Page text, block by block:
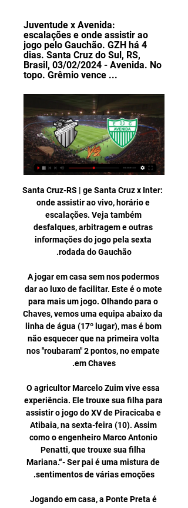
Juventude x Avenida:
escalações e onde assistir ao
jogo pelo Gauchão. GZH há 4
dias. Santa Cruz do Sul, RS,
Brasil, 03/02/2024 - Avenida. No
topo. Grêmio vence ...
Santa Cruz-RS | ge Santa Cruz x Inter: onde assistir ao vivo, horário e escalações. Veja também desfalques, arbitragem e outras informações do jogo pela sexta rodada do Gauchão.

A jogar em casa sem nos podermos dar ao luxo de facilitar. Este é o mote para mais um jogo. Olhando para o Chaves, vemos uma equipa abaixo da linha de água (17º lugar), mas é bom não esquecer que na primeira volta nos "roubaram" 2 pontos, no empate em Chaves.

O agricultor Marcelo Zuim vive essa experiência. Ele trouxe sua filha para assistir o jogo do XV de Piracicaba e Atibaia, na sexta-feira (10). Assim como o engenheiro Marco Antonio Penatti, que trouxe sua filha Mariana.“- Ser pai é uma mistura de sentimentos de várias emoções.

Jogando em casa, a Ponte Preta é favorita, e se vencer garantirá 90% de lucro para o apostador. No entanto, o Bragantino vive um momento mais favorável, e como oferece R$ 4,10/R$ 1,00 pela vitória, pode ser uma opção de investimento mais interessante. O empate pagará R$ 3,30 por cada real apostado. Outras opções de apostas

Com 35 troféus o Benfica iguala os 35 troféus nacionais do SC Espinho (18 + 12 + 5) embora os do SC Espinho sejam "mais valiosos": Um título no campeonato nacional é mais importante que na Taça de Portugal e esta competição nem tem comparação com a Supertaça que nem é um título, nem uma competição. É um troféu conquistado num jogo.

Comparação de odds Ovarense Basquetebol UD Oliveirense de 06/10/2019, entre as melhores casas de apostas para apostar, e venha assistir Basquetebol ao vivo com nosso serviço livescore

Sem espaço em 2018, Ronaldo vive redenção e vira opção de confiança no Flamengo em 2019. Cria da base,. Flamengo e Santos são dois gigantes do futebol brasileiro. Me sinto muito bem aqui e mantenho minhas convicções sobre meu trabalho e …

Viver em Portugal - Não Europeus O seu sonho de viver em Portugal já pode ser uma realidade e a Maïvas Imobiliária dispõe dos melhores profissionais para o apoiar em todo o processo.

Assista ao lado a chamada do jogo entre Ponte Preta e Santos. Os times se enfrentam no estádio Moisés Lucarelli, em Campinas, a partir das 21h45. Depois do empate em 1 a 1 com o São Bernardo, na Vila Belmiro, o Santos busca melhorar o seu desempenho. E a Ponte Preta também, já que o seu jogo na estreia do Paulistão resultou em 3 a 1 para.

Benfica FC Porto Sporting Aves Belenenses SAD Boavista Famalicão Marítimo Gil Vicente Moreirense P. Ferreira Portimonense Rio Ave Santa Clara Sp. Braga Tondela V. Guimarães V. Setúbal. Futebol feminino Futebol de praia Futebol ao Vivo Liga Revelação Coluna Distrital Soccerex.. Transmissão do Oliveirense-Lusitânia... A carregar o.

Termina a partida! O GD Chaves vence o Marítimo M. por quatro bolas a uma. Os madeirenses marcaram primeiro, por Bebeto, aos 26m. Pedro Tiba e Bressan, este de grande penalidade, consumaram a reviravolta com golos aos 37m e 54m da primeira parte.

Ficar conectado em viagens a lazer ou a negócios é indispensável. Por isso, clientes Elo Nanquim Diners Club contam com um benefício simples e prático, sem custos adicionais, para usar em suas viagens internacionais e não se preocupar com acesso à internet. 4 GB internet + 100 min em ligações

Para quem comprar pelo site a entrega é feita em todo o Brasil. O prazo de entrega, feita através de Sedex, depende da região.. Curitiba-Paraná.. em rendas e pedrarias. Segundo a profissional, os shapes serão mais alongados e amplos, com mangas bufantes e as regatas terão alças mais fininhas.

Clube prepara-se para apresentar aos açorianos que residem nos Estados Unidos da América e no Canadá um pacote promocional para os jogos com FC Porto, Benfica e Sporting que poderá incluir "viagem, estadia, bilhete de jogo e a possibilidade de estar com a equipa e um jantar temático Santa Clara".

O referido espaço, cujo funcionamento será assegurado por artesãos e produtores a trabalhar ao vivo, proporcionará a realização de oficinas e encontros tendo em vista a transmissão de saberes, experiências e promoção de valores culturais do território.

Vê os perfis de pessoas com o nome Flá Santos. Adere ao Facebook para te ligares a Flá Santos e a outras pessoas que talvez conheças. O Facebook dá às...

Onde assistir Avenida x Santa Cruz-RS Ao Vivo 15 de mai. de 2022 — Onde assistir Avenida x Santa Cruz-RS Ao Vivo - Divisão de Acesso domingo (15), de maio, às 15h | [15/05/2022] Veja todas as informações.

Pela primeira vez na história do Brasil, a Justiça de São Paulo vai transmitir um júri popular em tempo real. Nesta segunda-feira (11/3) todos poderão acompanhar pela TV, rádio e internet o julgamento de Mizael Bispo de Souza, acusado de matar, em …

O Santos Fc, visto eternamente como o time do Pelé, está com mais uma geração talentosa de garotos, em uma final do torneio mais importante da América do Sul: a Copa Libertadores da América. Embora o Peixe já tenha conquistado por duas vezes, este torneio, …

Veja outras ofertas Bonsucesso em Rio de Janeiro Parmê Barra da Tijuca, Recreio dos Bandeirantes. Rodízio de Pizza com Buffet no Almoço ou Jantar. a partir de. R$ 27,90. 65%. Live Nation Vivo Rio.. Ao se cadastrar você concorda com os Termos de uso e a Política de Privacidade .

Assistir Caxias x Santa Cruz-RS ao vivo HD 11/02/2024 há 3 dias — Venha se divertir assistindo o melhor do futebol entre Caxias x Santa Cruz-RS ao vivo pelo Campeonato Gaúcho com exclusividade do canal ...

Seja bem vindo ao Barra Barra Day !!! Venha relaxar na mais nova casa de massagem da barra da Tijuca. Aqui Só tem as melhores terapeutas. – Massoterapeuta em diversas técnicas: – Relaxante – Tântrica – Reflexologia – Nuru. Atendimento somente com hora marcada. Atendimento: De Seg à Sex l 11h às 19h

Além disso, foram definidos o regulamento e as datas base, que definiu a primeira rodada a partir do dia 11 de agosto. O Lajeadense está no Grupo C, com Avenida, Brasil-Far, Grêmio e São José. Além dessa novidade, a equipe também anunciou o novo treinador para o segundo semestre.

Gringo, astro de cinema e muitas histórias... A Quarta Divisão do Carioca, enfim, vai recomeçar! Após dois adiamentos, competição tem sua primeira fase prevista para começar neste domingo, trazendo peculiaridade no regulamento e 15 clubes na briga pelo acesso

Escalação - Flamengo x Vitória Flamengo Clube de Regatas Notícias e Videos de Jogos de Futebol Resultados Campeonato Brasileiro Noticias Times ao Vivo Online Grátis Tudo Sobre os Clubes do Brasil.

Acesso feito via estrada alcatroada, zona muito calma e com vizinhos próximos. Ideal para quem quer fugir da vida agitada e ter um retiro calmo. Há água da rede (para ser conectado à propriedade), não há rede de esgoto, então será necessário fazer uma fossa séptica.

Vê os perfis de pessoas com o nome Thamiris da Silva. Adere ao Facebook para te ligares a Thamiris da Silva e a outras pessoas que talvez conheças. O...

Trata-se de Apelações Cíveis interpostas por ESPÓLIO DE SYNEZIO FRANCISCO RIBEIRO (representado pela inventariante JOSEFA BARBALHO RIBEIRO) e por ESTADO DO RIO DE JANEIRO em Ação de Inventário de bens, do Sr. SYNEZIO FRANCISCO RIBEIRO, com vistas a reformar a sentença de fl. 59/60.

Aqui tem uma lista de Grupos Folclóricos e Etnográficos, Ranchos Algarve – Grupos Folclóricos Algarvios, Folclore do Algarve, folclóricos, ranchos Algarvios, Danças e Cantares dos sul do pais, Portugal, tradições da região algarvia, musicas populares e tradicionais – Regionais

João Carlos Marinho João Carlos Marinho nasceu no Rio de Janeiro em 25 de setembro de 1935, mudando-se logo para Santos, onde cursou o primário no Ateneu Progresso Brasileiro. Fez o ginasial em São Paulo no Colégio Mackenzie, mudando-se depois para Lausanne, na Suíça, onde cursou o colegial e obteve o diploma da Maturité Fédérale Suiça.

Após a eliminação na Copa do Brasil, o Vila Nova voltará ao Estádio Serra Dourada sexta-feira, 10, quando receberá a Ponte Preta (SP), a partir das 21:30 horas, em duelo valendo pela terceira rodada da Série B do Campeonato Brasileiro 2019.

Santa Cruz-RS x Avenida – Campeonato Gaúcho – 14/2/2024 há 2 horas — Ver resumo Santa Cruz-RS e Avenida medem forças pela 8ª rodada do Campeonato Gaúcho. O Santa Cruz amarga a lanterna e não tem mais margem ...

Cesar Grafietti Streaming será desafio para clubes de futebol. Sem profecia, sem catástrofe; quem monitora e se prepara tem mais chance de se adaptar às mudanças.. Do Zero ao Topo Como o fundador da Neodent se tornou o único dentista bilionário do Brasil.

O último swell antes de rolar a tradicional Padang Padang Cup contou com altas ondas em Bali, Indonésia. Os brasileiros Ernesto Nunes, Lucas de Nardi e Andrew Serrano botaram pra baixo nas bombas ao lado dos locais Betet Merta e Adi Putra.

Qual canal vai passar o próximo jogo do Internacional? há 6 dias — Internacional · Assistir Campeonato Gaúcho · assistir Campeonato Gaúcho · assistir Campeonato Gaúcho · assistir jogo Santa Cruz-RS ao vivo grátis ...

Ypiranga x Grêmio: guia essencial para assistir à partida há 5 horas — Por que Diego Costa topou o desafio de jogar no Grêmio? O Canarinho quer se recuperar na competição, visto que perdeu para o Avenida na última ...

O Belenenses já tinha assegurado o segundo lugar e a promoção (quinze dias antes), enquanto o Moreirense tinha assegurado a permanência na Liga de Honra (na mesma altura). Ainda assim os azuis brindaram o seu público com uma alegre vitória por 4-0 (o resultado da 1ª volta, em Moreira de Cónegos, fora um empate 1-1).

NOV. / 2014. 2. BREVE HISTÓRICO DO NASCIMENTO DO XV DE PIRACICABA” MAESTRO CIDÃO Diretor / Presidente MTB - 007.5724/SP. EXPEDIENTE O Jornal A Voz dos Bairros de Piracicaba é uma publicação independente, de circulação mensal e distribuição gratuita.

Assistir Santa Cruz-RS x Avenida Ao Vivo - 14/02/2024 em 6 horas — A partida entre Santa Cruz-RS x Avenida acontece neste dia 14/02/2024, às 19h00 (pelo horário de Brasília).

Maksoud Plaza, São Paulo: Veja 3.507 avaliações, 1.979 fotos e ótimas promoções para